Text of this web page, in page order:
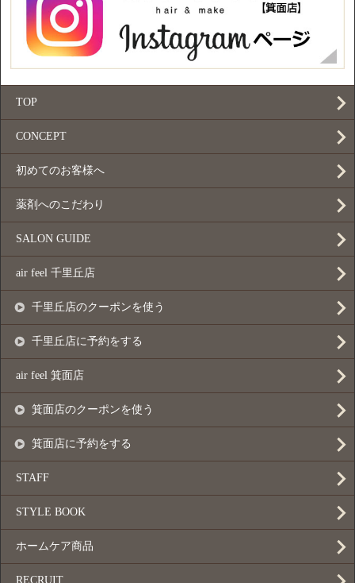
TOP
CONCEPT
初めてのお客様へ
薬剤へのこだわり
SALON GUIDE
air feel 千里丘店
千里丘店のクーポンを使う
千里丘店に予約をする
air feel 箕面店
箕面店のクーポンを使う
箕面店に予約をする
STAFF
STYLE BOOK
ホームケア商品
RECRUIT